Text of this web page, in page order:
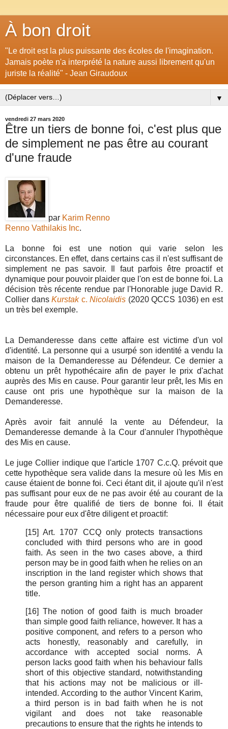
À bon droit
"Le droit est la plus puissante des écoles de l'imagination.
Jamais poète n'a interprété la nature aussi librement qu'un
juriste la réalité" - Jean Giraudoux
▼
vendredi 27 mars 2020
Être un tiers de bonne foi, c'est plus que
de simplement ne pas être au courant
d'une fraude
par Karim Renno
Renno Vathilakis Inc.
La bonne foi est une notion qui varie selon les
circonstances. En effet, dans certains cas il n'est suffisant de
simplement ne pas savoir. Il faut parfois être proactif et
dynamique pour pouvoir plaider que l'on est de bonne foi. La
décision très récente rendue par l'Honorable juge David R.
Collier dansKurstakc.Nicolaidis (2020 QCCS 1036) en est
un très bel exemple.
La Demanderesse dans cette affaire est victime d'un vol
d'identité. La personne qui a usurpé son identité a vendu la
maison de la Demanderesse au Défendeur. Ce dernier a
obtenu un prêt hypothécaire afin de payer le prix d'achat
auprès des Mis en cause. Pour garantir leur prêt, les Mis en
cause ont pris une hypothèque sur la maison de la
Demanderesse.
Après avoir fait annulé la vente au Défendeur, la
Demanderesse demande à la Cour d'annuler l'hypothèque
des Mis en cause.
Le juge Collier indique que l'article 1707 C.c.Q. prévoit que
cette hypothèque sera valide dans la mesure où les Mis en
cause étaient de bonne foi. Ceci étant dit, il ajoute qu'il n'est
pas suffisant pour eux de ne pas avoir été au courant de la
fraude pour être qualifié de tiers de bonne foi. Il était
nécessaire pour eux d'être diligent et proactif:
[15] Art. 1707 CCQ only protects transactions
concluded with third persons who are in good
faith. As seen in the two cases above, a third
person may be in good faith when he relies on an
inscription in the land register which shows that
the person granting him a right has an apparent
title.
[16] The notion of good faith is much broader
than simple good faith reliance, however. It has a
positive component, and refers to a person who
acts honestly, reasonably and carefully, in
accordance with accepted social norms. A
person lacks good faith when his behaviour falls
short of this objective standard, notwithstanding
that his actions may not be malicious or ill-
intended. According to the author Vincent Karim,
a third person is in bad faith when he is not
vigilant and does not take reasonable
precautions to ensure that the rights he intends to